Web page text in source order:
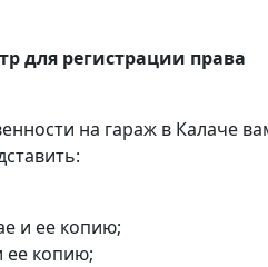
для регистрации права
на гараж в Калаче
и ее копию;
ее копию;